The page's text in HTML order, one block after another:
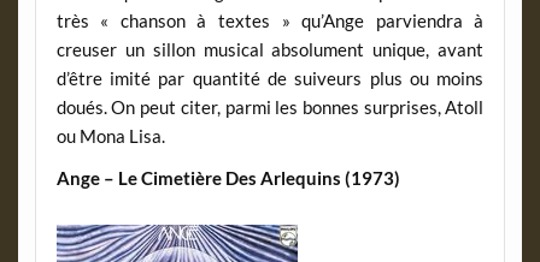
très « chanson à textes » qu’Ange parviendra à
creuser un sillon musical absolument unique, avant
d’être imité par quantité de suiveurs plus ou moins
doués. On peut citer, parmi les bonnes surprises, Atoll
ou Mona Lisa.
Ange – Le Cimetière Des Arlequins (1973)